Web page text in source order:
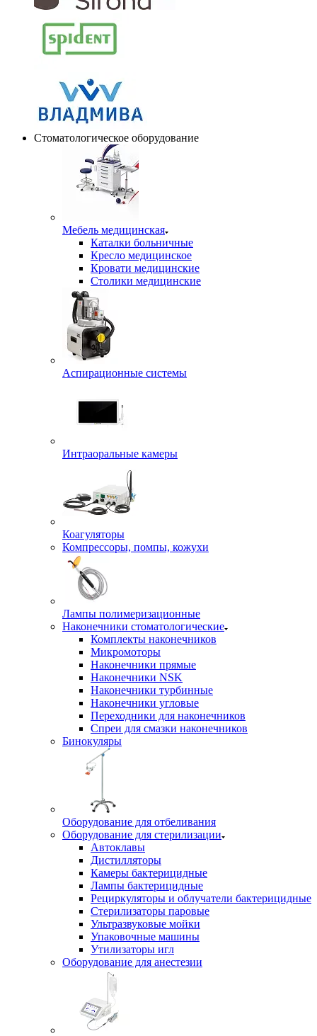
Стоматологическое оборудование
Мебель медицинская
Каталки больничные
Кресло медицинское
Кровати медицинские
Столики медицинские
Аспирационные системы
Интраоральные камеры
Коагуляторы
Компрессоры, помпы, кожухи
Лампы полимеризационные
Наконечники стоматологические
Комплекты наконечников
Микромоторы
Наконечники прямые
Наконечники NSK
Наконечники турбинные
Наконечники угловые
Переходники для наконечников
Спреи для смазки наконечников
Бинокуляры
Оборудование для отбеливания
Оборудование для стерилизации
Автоклавы
Дистилляторы
Камеры бактерицидные
Лампы бактерицидные
Рециркуляторы и облучатели бактерицидные
Стерилизаторы паровые
Ультразвуковые мойки
Упаковочные машины
Утилизаторы игл
Оборудование для анестезии